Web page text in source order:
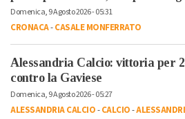
Domenica, 9 Agosto 2026 - 05:31
CRONACA-CASALE MONFERRATO
Alessandria Calcio: vittoria per
contro la Gaviese
Domenica, 9 Agosto 2026 - 05:27
ALESSANDRIA CALCIO-CALCIO-